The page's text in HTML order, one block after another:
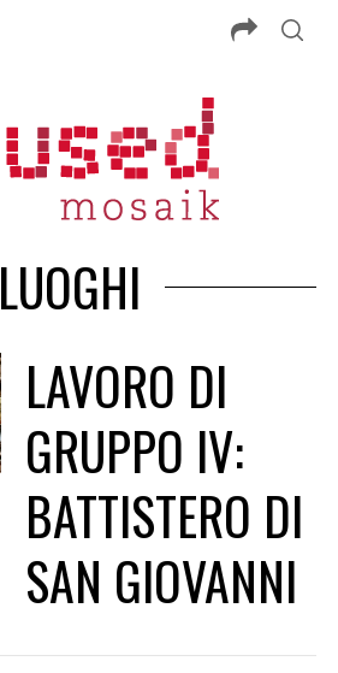
LUOGHI
LAVORO DI
GRUPPO IV:
BATTISTERO DI
SAN GIOVANNI